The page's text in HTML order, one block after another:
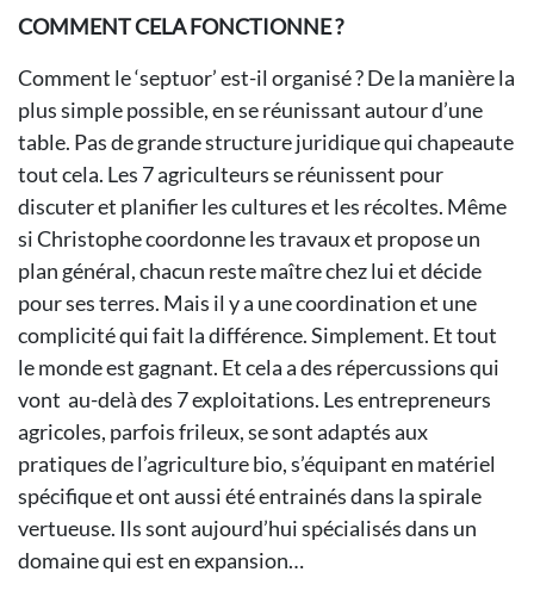
COMMENT CELA FONCTIONNE ?
Comment le ‘septuor’ est-il organisé ? De la manière la
plus simple possible, en se réunissant autour d’une
table. Pas de grande structure juridique qui chapeaute
tout cela. Les 7 agriculteurs se réunissent pour
discuter et planifier les cultures et les récoltes. Même
si Christophe coordonne les travaux et propose un
plan général, chacun reste maître chez lui et décide
pour ses terres. Mais il y a une coordination et une
complicité qui fait la différence. Simplement. Et tout
le monde est gagnant. Et cela a des répercussions qui
vont au-delà des 7 exploitations. Les entrepreneurs
agricoles, parfois frileux, se sont adaptés aux
pratiques de l’agriculture bio, s’équipant en matériel
spécifique et ont aussi été entrainés dans la spirale
vertueuse. Ils sont aujourd’hui spécialisés dans un
domaine qui est en expansion…